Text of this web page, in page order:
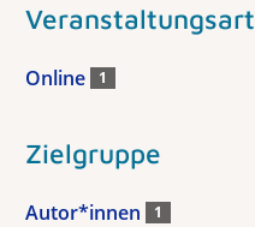
Veranstaltungsart
Online 1
Zielgruppe
Autor*innen 1